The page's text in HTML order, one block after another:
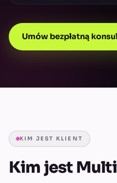
Umów bezpłatną
KIM JEST KLIENT
Kim jest